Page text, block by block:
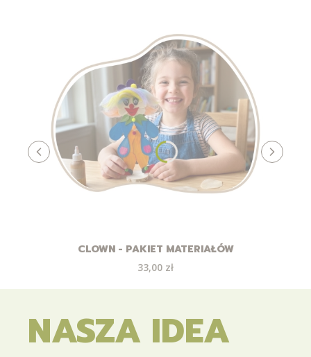
CLOWN - PAKIET MATERIAŁÓW
Cena
33,00 zł
NASZA IDEA